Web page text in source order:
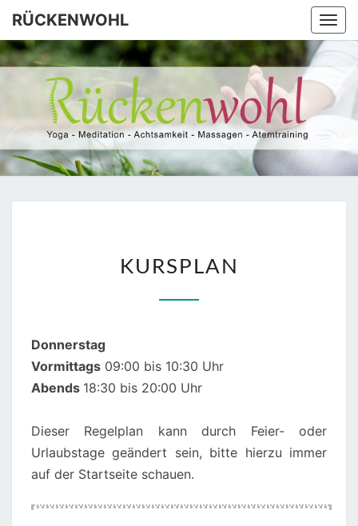
Skip
content
RÜCKENWOHL
Yoga –
Atemtraining
– Massage
KURSPLAN
Donnerstag
Vormittags 09:00 bis 10:30 Uhr
Abends 18:30 bis 20:00 Uhr
Dieser Regelplan kann durch Feier- oder
Urlaubstage geändert sein, bitte hierzu immer
auf der Startseite schauen.
00:00